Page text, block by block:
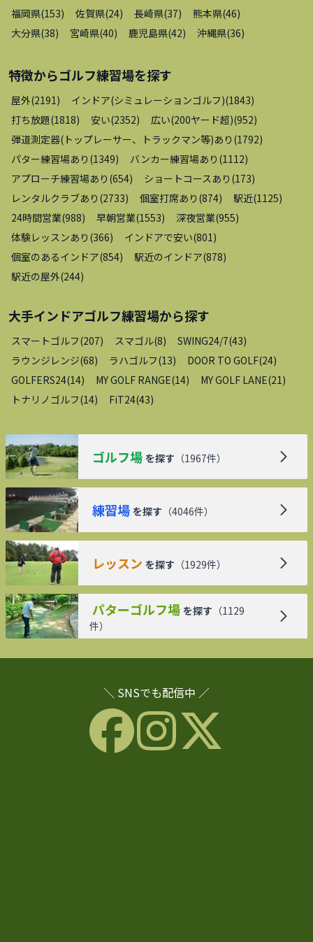
福岡県(153) 佐賀県(24) 長崎県(37) 熊本県(46)
大分県(38) 宮崎県(40) 鹿児島県(42) 沖縄県(36)
特徴からゴルフ練習場を探す
屋外(2191) インドア(シミュレーションゴルフ)(1843)
打ち放題(1818) 安い(2352) 広い(200ヤード超)(952)
弾道測定器(トップレーサー、トラックマン等)あり (1792)
パター練習場あり (1349) バンカー練習場あり (1112)
アプローチ練習場あり (654) ショートコースあり (173)
レンタルクラブあり (2733) 個室打席あり (874) 駅近(1125)
24時間営業(988) 早朝営業(1553) 深夜営業(955)
体験レッスンあり (366) インドアで安い(801)
個室のあるインドア(854) 駅近のインドア(878)
駅近の屋外(244)
大手インドアゴルフ練習場から探す
スマートゴルフ(207) スマゴル(8) SWING24/7(43)
ラウンジレンジ(68) ラハゴルフ(13) DOOR TO GOLF(24)
GOLFERS24(14) MY GOLF RANGE(14) MY GOLF LANE(21)
トナリノゴルフ(14) FiT24(43)
ゴルフ場 を探す （1967件）
練習場 を探す （4046件）
レッスン を探す （1929件）
パターゴルフ場 を探す （1129
件）
＼ SNSでも配信中 ／